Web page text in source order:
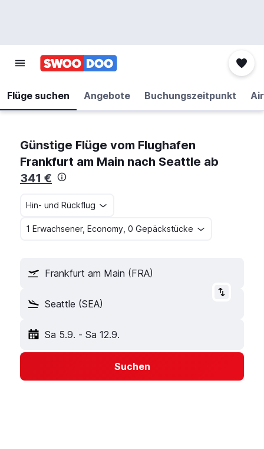
Flüge suchen Angebote Buchungszeitpunkt
Günstige Flüge vom Flughafen
Frankfurt am Main nach Seattle ab
341 €
Hin- und Rückflug
1 Erwachsener, Economy, 0 Gepäckstücke
Frankfurt am Main (FRA)
Seattle (SEA)
Sa 5.9. - Sa 12.9.
Suchen